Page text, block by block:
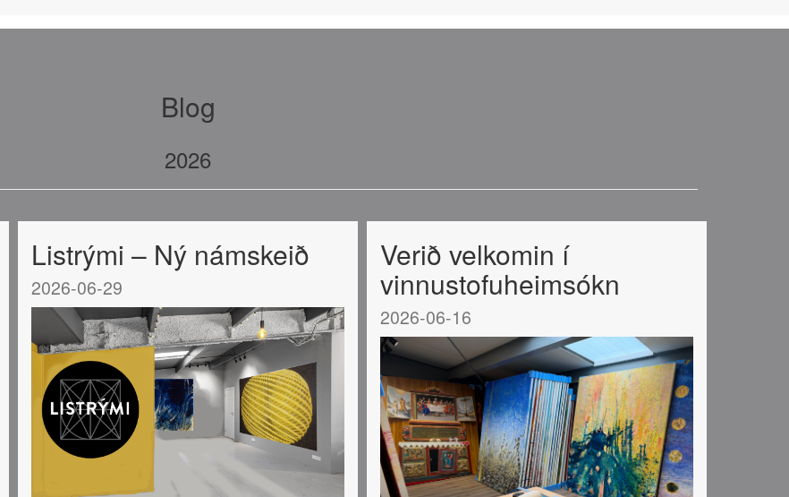
Blog
2026
Listrými – Ný námskeið
2026-06-29
Verið velkomin í
vinnustofuheimsókn
2026-06-16